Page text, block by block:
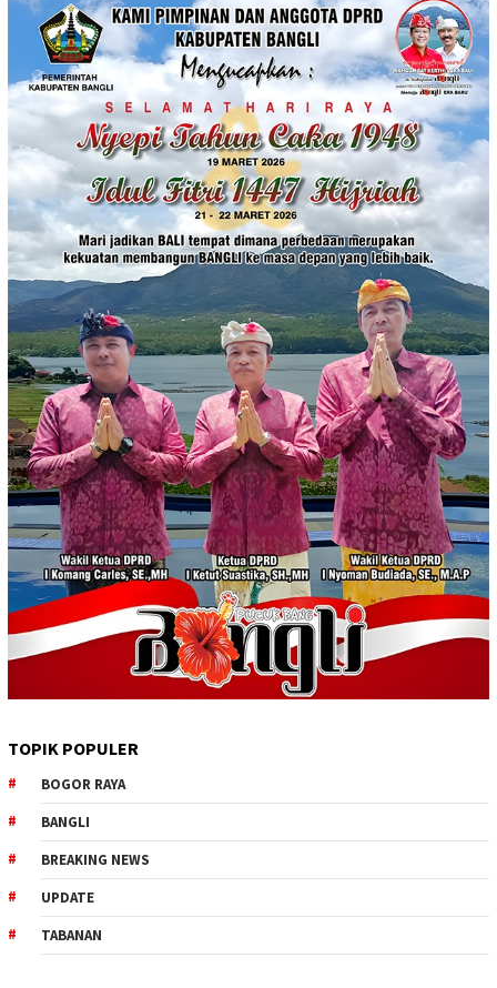
TOPIK POPULER
BOGOR RAYA
BANGLI
BREAKING NEWS
UPDATE
TABANAN